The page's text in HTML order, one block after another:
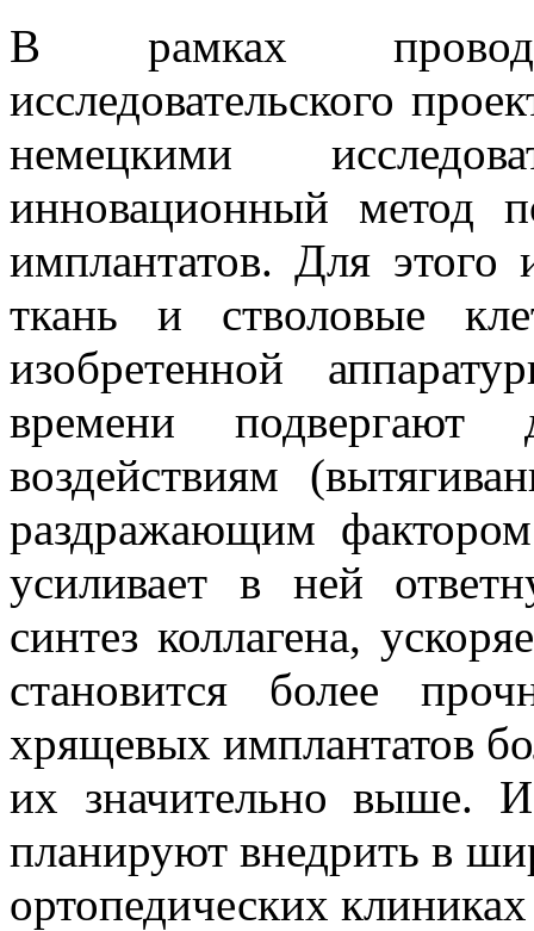
В рамках
исследовательского
немецкими
инновационный метод
имплантатов. Для
ткань и стволовые
изобретенной
времени подвергают
воздействиям
раздражающим
усиливает в ней
синтез коллагена,
становится более
хрящевых имплантатов
их значительно выше.
планируют внедрить в
ортопедических